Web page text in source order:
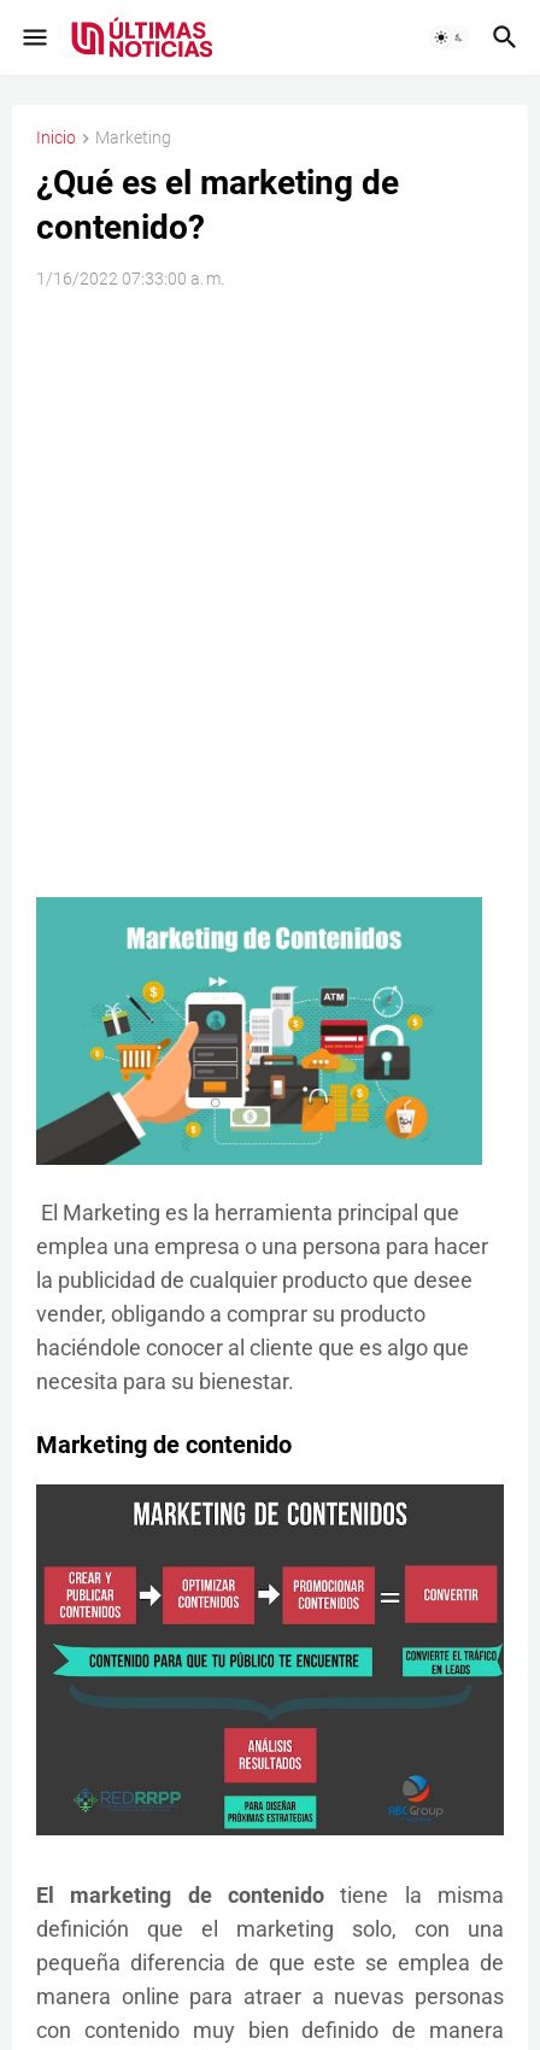
Inicio Marketing
¿Qué es el marketing de
contenido?
1/16/2022 07:33:00 a. m.
El Marketing es la herramienta principal que
emplea una empresa o una persona para hacer
la publicidad de cualquier producto que desee
vender, obligando a comprar su producto
haciéndole conocer al cliente que es algo que
necesita para su bienestar.
Marketing de contenido
El marketing de contenido tiene la misma
definición que el marketing solo, con una
pequeña diferencia de que este se emplea de
manera online para atraer a nuevas personas
con contenido muy bien definido de manera